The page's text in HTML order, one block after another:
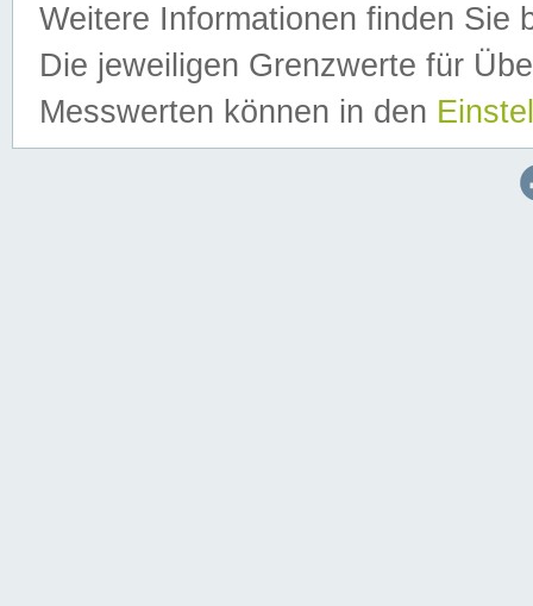
Weitere Informationen finden Sie
Die jeweiligen Grenzwerte für
Messwerten können in den